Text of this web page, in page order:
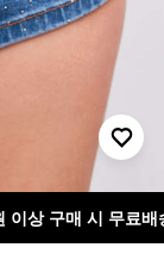
무료 반품